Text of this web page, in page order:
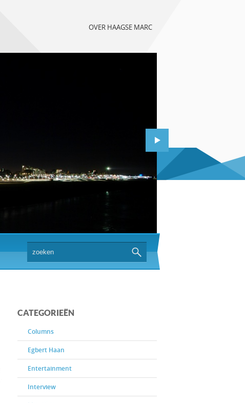
OVER HAAGSE MARC
CATEGORIEËN
Columns
Egbert Haan
Entertainment
Interview